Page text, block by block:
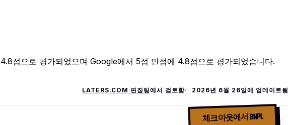
점으로 평가되었으며 Google에서 5점 만점에 4.8점으로 평가되었습니다.
LATERS.COM 편집팀에서 검토함 2026년 6월 26일에 업데이트됨
체크아웃에서 BNPL